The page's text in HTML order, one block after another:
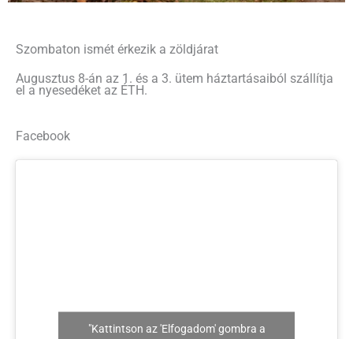
Szombaton ismét érkezik a zöldjárat
Augusztus 8-án az 1. és a 3. ütem háztartásaiból szállítja
el a nyesedéket az ÉTH.
Facebook
"Kattintson az 'Elfogadom' gombra a